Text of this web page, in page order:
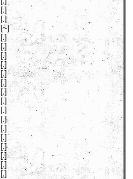
[.]
[.]
[~]
[.]
[.]
[.]
[.]
[.]
[.]
[.]
[.]
[.]
[.]
[.]
[.]
[.]
[.]
[.]
[.]